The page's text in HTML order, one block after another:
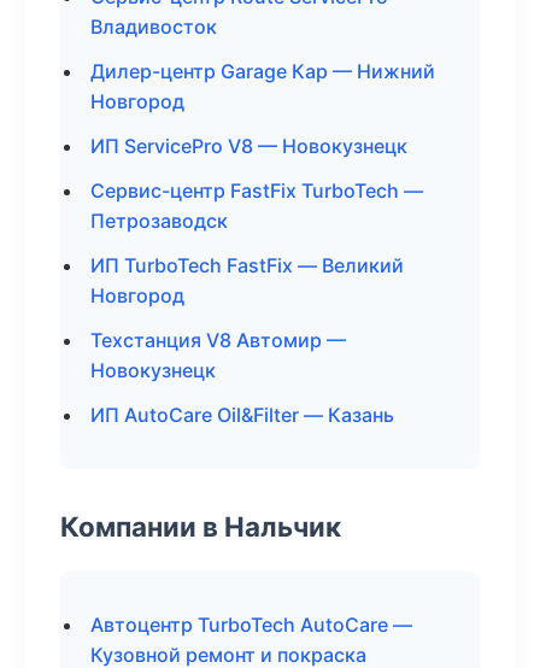
Владивосток
Дилер-центр Garage Кар — Нижний
Новгород
ИП ServicePro V8 — Новокузнецк
Сервис-центр FastFix TurboTech —
Петрозаводск
ИП TurboTech FastFix — Великий
Новгород
Техстанция V8 Автомир —
Новокузнецк
ИП AutoCare Oil&Filter — Казань
Компании в Нальчик
Автоцентр TurboTech AutoCare —
Кузовной ремонт и покраска